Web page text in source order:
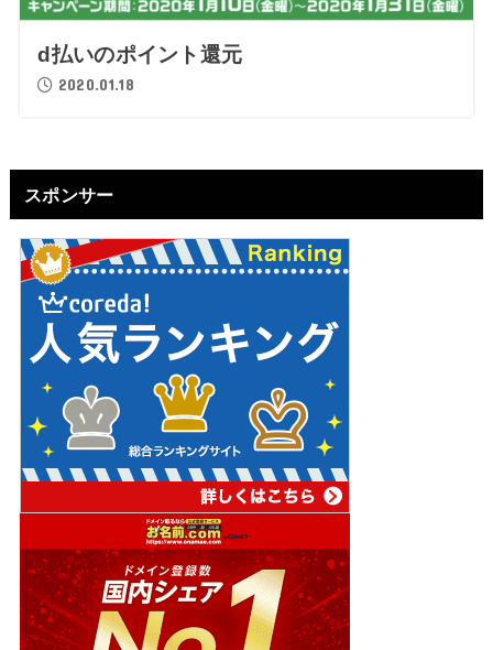
d払いのポイント還元
2020.01.18
スポンサー